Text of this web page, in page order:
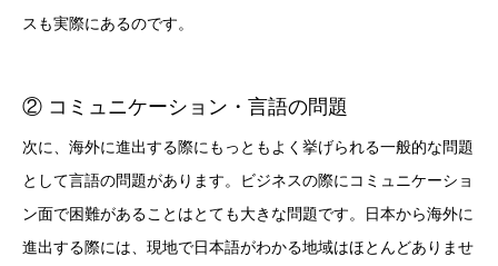
スも実際にあるのです。
② コミュニケーション・言語の問題
次に、海外に進出する際にもっともよく挙げられる一般的な問題
として言語の問題があります。ビジネスの際にコミュニケーショ
ン面で困難があることはとても大きな問題です。日本から海外に
進出する際には、現地で日本語がわかる地域はほとんどありませ